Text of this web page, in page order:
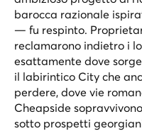
barocca razionale
— fu respinto.
reclamarono indietro i
esattamente dove
il labirintico City che
perdere, dove vie
Cheapside
sotto prospetti